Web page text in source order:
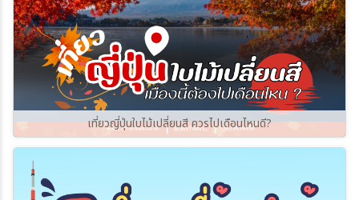
เที่ยวญี่ปุ่นใบไม้เปลี่ยนสี ควรไปเดือนไหนดี?